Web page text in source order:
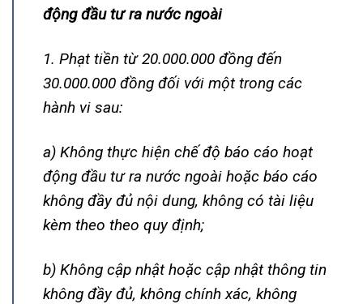
động đầu tư ra nước ngoài
1. Phạt tiền từ 20.000.000 đồng đến
30.000.000 đồng đối với một trong các
hành vi sau:
a) Không thực hiện chế độ báo cáo hoạt
động đầu tư ra nước ngoài hoặc báo cáo
không đầy đủ nội dung, không có tài liệu
kèm theo theo quy định;
b) Không cập nhật hoặc cập nhật thông tin
không đầy đủ, không chính xác, không